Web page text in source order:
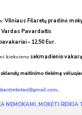
Vilniaus Filaretų pradinė
Vardas Pavardaitis
– 12,50 Eur.
kiekvieno sekmadienio
sklandų maitinimo tiekimą
.
NEMOKAMI, MOKĖTI REIKIA